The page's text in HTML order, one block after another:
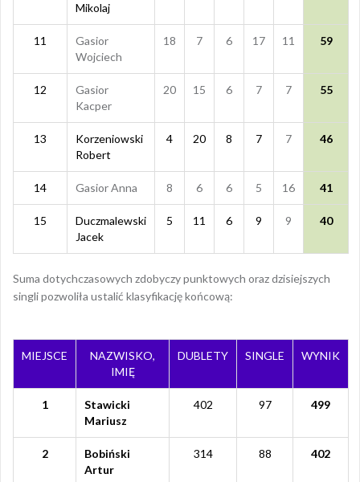
Mikolaj
11
Gasior
Wojciech
18 7 6 17 11 59
12
Gasior
Kacper
20 15 6 7 7 55
13
Korzeniowski
Robert
4 20 8 7 7 46
14 Gasior Anna 8 6 6 5 16 41
15
Duczmalewski
Jacek
5 11 6 9 9 40
Suma dotychczasowych zdobyczy punktowych oraz dzisiejszych
singli pozwoliła ustalić klasyfikację końcową:
MIEJSCE
NAZWISKO,
IMIĘ
DUBLETY SINGLE WYNIK
1
Stawicki
Mariusz
402 97 499
2
Bobiński
Artur
314 88 402